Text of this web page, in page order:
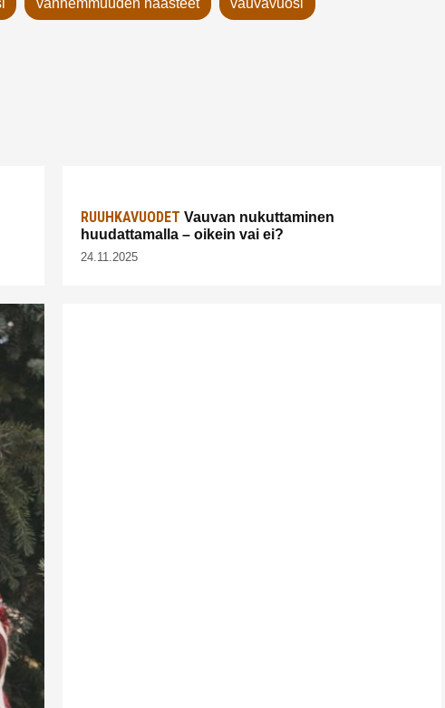
vanhemmuuden haasteet vauvavuosi
RUUHKAVUODET Vauvan nukuttaminen
huudattamalla – oikein vai ei?
24.11.2025